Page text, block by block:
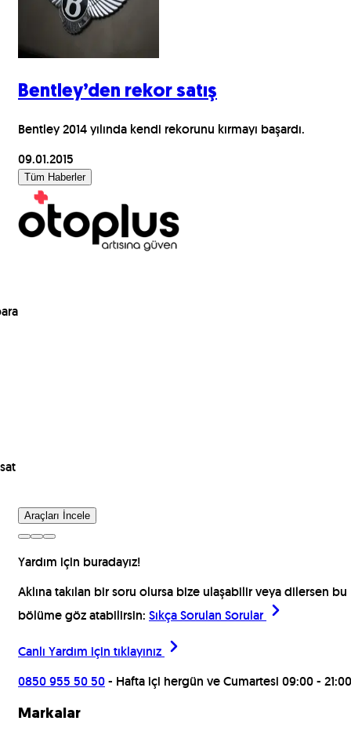
Bentley’den rekor satış
Bentley 2014 yılında kendi rekorunu kırmayı başardı.
09.01.2015
Tüm Haberler
Araçları İncele
Yardım için buradayız!
Aklına takılan bir soru olursa bize ulaşabilir veya dilersen bu
bölüme göz atabilirsin: Sıkça Sorulan Sorular
Canlı Yardım için tıklayınız
0850 955 50 50- Hafta içi hergün ve Cumartesi 09:00 - 21:00
Markalar